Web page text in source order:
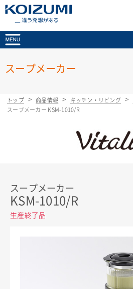
スープメーカー
トップ 商品情報 キッチン・リビング
スープメーカー KSM-1010/R
スープメーカー
KSM-1010/R
生産終了品